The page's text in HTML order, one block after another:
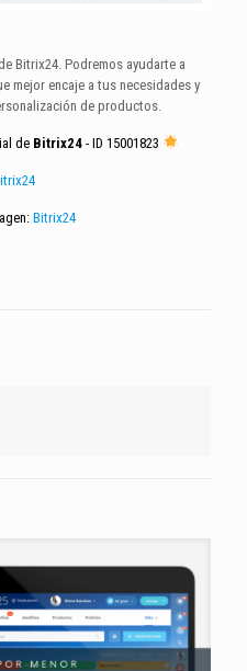
Bitrix24. Podremos ayudarte a
mejor encaje a tus necesidades y
de productos.
de Bitrix24 - ID 15001823
Bitrix24